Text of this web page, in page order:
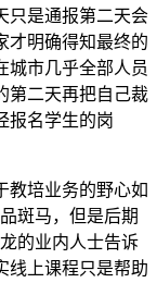
只是通报第二天会
才明确得知最终的
城市几乎全部人员
第二天再把自己裁
报名学生的岗
教培业务的野心如
斑马，但是后期
的业内人士告诉
线上课程只是帮助